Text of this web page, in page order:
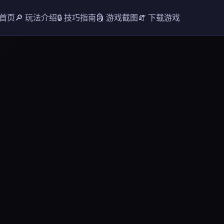
页🔎 玩法介绍🔒 技巧指南🗿 游戏截图🧯 下载游戏